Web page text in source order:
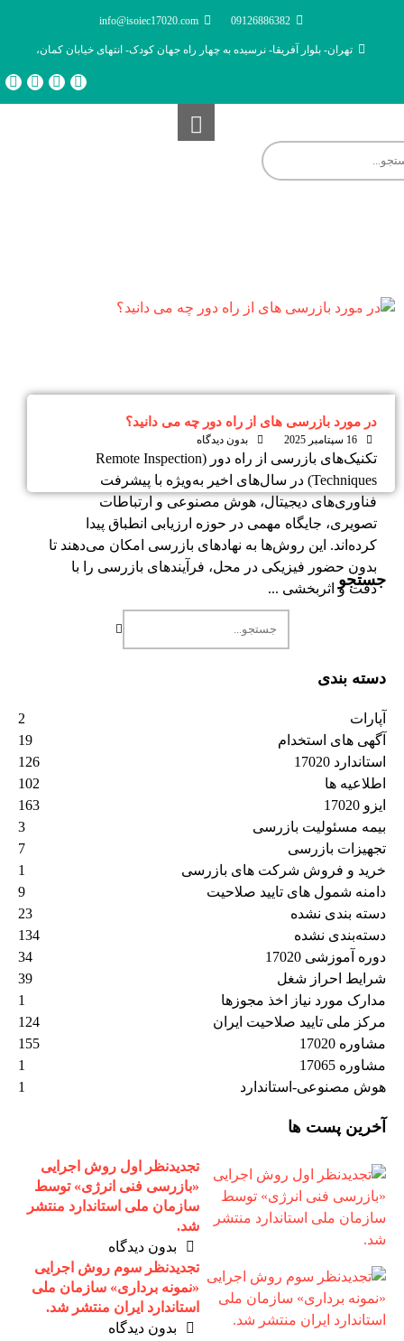
09126886382
info@isoiec17020.com
تهران- بلوار آفریقا- نرسیده به چهار راه جهان کودک- انتهای خیابان کمان،
در مورد بازرسی های از راه دور چه می دانید؟
16 سپتامبر 2025 بدون دیدگاه
تکنیک‌های بازرسی از راه دور (Remote Inspection
Techniques) در سال‌های اخیر به‌ویژه با پیشرفت
فناوری‌های دیجیتال، هوش مصنوعی و ارتباطات
تصویری، جایگاه مهمی در حوزه ارزیابی انطباق پیدا
کرده‌اند. این روش‌ها به نهادهای بازرسی امکان می‌دهند تا
بدون حضور فیزیکی در محل، فرآیندهای بازرسی را با
دقت و اثربخشی ...
جستجو
دسته بندی
آپارات
2
آگهی های استخدام
19
استاندارد 17020
126
اطلاعیه ها
102
ایزو 17020
163
بیمه مسئولیت بازرسی
3
تجهیزات بازرسی
7
خرید و فروش شرکت های بازرسی
1
دامنه شمول های تایید صلاحیت
9
دسته بندی نشده
23
دسته‌بندی نشده
134
دوره آموزشی 17020
34
شرایط احراز شغل
39
مدارک مورد نیاز اخذ مجوزها
1
مرکز ملی تایید صلاحیت ایران
124
مشاوره 17020
155
مشاوره 17065
1
هوش مصنوعی-استاندارد
1
آخرین پست ها
تجدیدنظر اول روش اجرایی
«بازرسی فنی انرژی» توسط
سازمان ملی استاندارد منتشر
شد.
بدون دیدگاه
تجدیدنظر سوم روش اجرایی
«نمونه برداری» سازمان ملی
استاندارد ایران منتشر شد.
بدون دیدگاه